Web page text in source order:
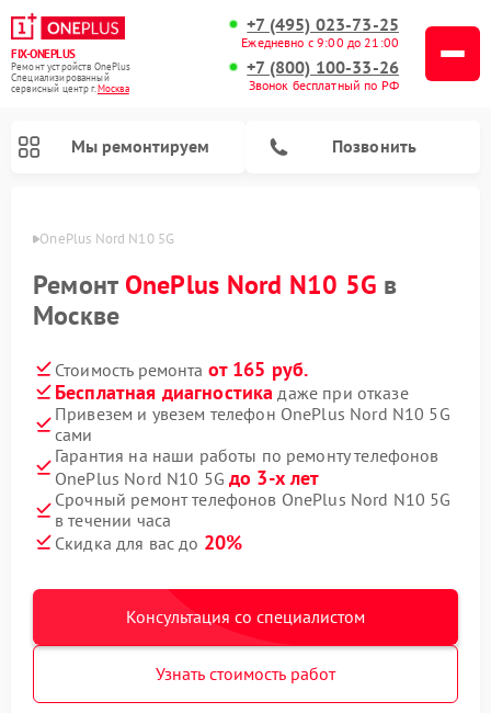
FIX-ONEPLUS
Ремонт устройств OnePlus
Специализированный
cервисный центр г.Москва
+7 (495) 023-73-25
Ежедневно с 9:00 до 21:00
+7 (800) 100-33-26
Звонок бесплатный по РФ
Мы ремонтируем Позвонить
OnePlus Nord N10 5G
Ремонт OnePlus Nord N10 5G в
Москве
Стоимость ремонта от 165 руб.
Бесплатная диагностика даже при отказе
Привезем и увезем телефон OnePlus Nord N10 5G
сами
Гарантия на наши работы по ремонту телефонов
OnePlus Nord N10 5G до 3-х лет
Срочный ремонт телефонов OnePlus Nord N10 5G
в течении часа
Скидка для вас до 20%
Консультация со специалистом
Узнать стоимость работ